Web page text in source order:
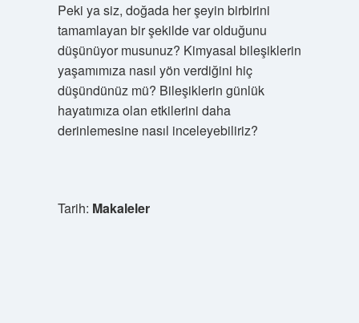
Peki ya siz, doğada her şeyin birbirini
tamamlayan bir şekilde var olduğunu
düşünüyor musunuz? Kimyasal bileşiklerin
yaşamımıza nasıl yön verdiğini hiç
düşündünüz mü? Bileşiklerin günlük
hayatımıza olan etkilerini daha
derinlemesine nasıl inceleyebiliriz?
Tarih: Makaleler